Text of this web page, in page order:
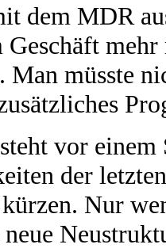
dem MDR
Geschäft
Man müsste
vor einem
der
Nur